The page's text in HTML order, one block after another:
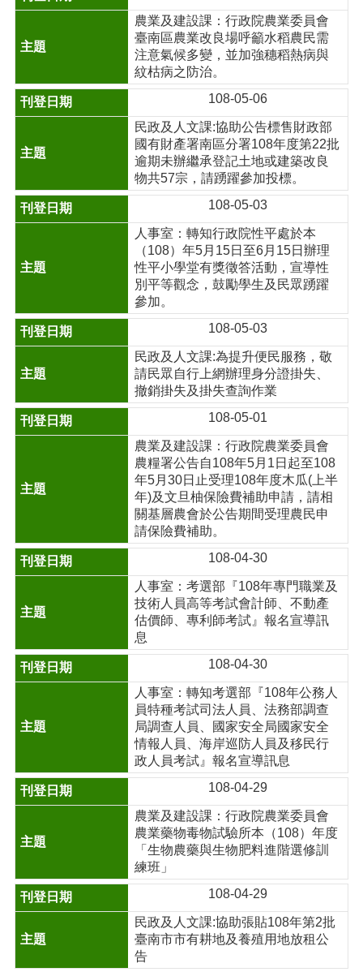
農業及建設課：行政院農業委員會
臺南區農業改良場呼籲水稻農民需
注意氣候多變，並加強穗稻熱病與
紋枯病之防治。
108-05-06
民政及人文課:協助公告標售財政部
國有財產署南區分署108年度第22批
逾期未辦繼承登記土地或建築改良
物共57宗，請踴躍參加投標。
108-05-03
人事室：轉知行政院性平處於本
（108）年5月15日至6月15日辦理
性平小學堂有獎徵答活動，宣導性
別平等觀念，鼓勵學生及民眾踴躍
參加。
108-05-03
民政及人文課:為提升便民服務，敬
請民眾自行上網辦理身分證掛失、
撤銷掛失及掛失查詢作業
108-05-01
農業及建設課：行政院農業委員會
農糧署公告自108年5月1日起至108
年5月30日止受理108年度木瓜(上半
年)及文旦柚保險費補助申請，請相
關基層農會於公告期間受理農民申
請保險費補助。
108-04-30
人事室：考選部『108年專門職業及
技術人員高等考試會計師、不動產
估價師、專利師考試』報名宣導訊
息
108-04-30
人事室：轉知考選部『108年公務人
員特種考試司法人員、法務部調查
局調查人員、國家安全局國家安全
情報人員、海岸巡防人員及移民行
政人員考試』報名宣導訊息
108-04-29
農業及建設課：行政院農業委員會
農業藥物毒物試驗所本（108）年度
「生物農藥與生物肥料進階選修訓
練班」
108-04-29
民政及人文課:協助張貼108年第2批
臺南市市有耕地及養殖用地放租公
告